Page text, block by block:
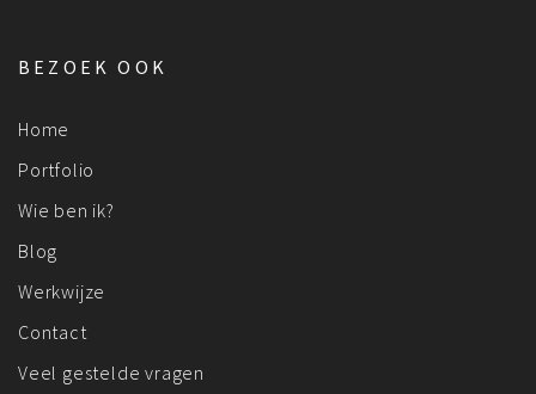
BEZOEK OOK
Home
Portfolio
Wie ben ik?
Blog
Werkwijze
Contact
Veel gestelde vragen